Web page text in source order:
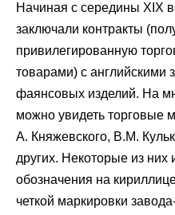
Начиная с середины XIX
заключали контракты
привилегированную
товарами) с английскими
фаянсовых изделий. На
можно увидеть торговые
А. Княжевского, В.М.
других. Некоторые из
обозначения на
четкой маркировки